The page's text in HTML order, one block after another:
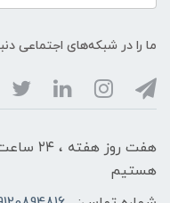
ما را در شبکه‌های اجتماعی
هفت
هستیم